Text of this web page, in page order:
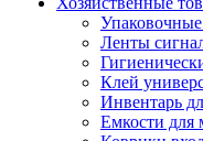
Ленты
Клей
Инвентарь
Емкости для